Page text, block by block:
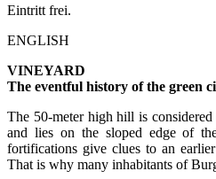
Eintritt frei.
ENGLISH
VINEYARD
The eventful history of the green
The 50-meter high hill is
and lies on the sloped edge of
fortifications give clues to an
That is why many inhabitants of